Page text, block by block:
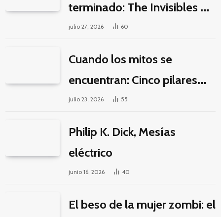
terminado: The Invisibles y
la guerra por la imaginación
julio 27, 2026 60
Cuando los mitos se
encuentran: Cinco pilares
éticos para una fantasía
julio 23, 2026 55
Philip K. Dick, Mesías
eléctrico
junio 16, 2026 40
El beso de la mujer zombi: el